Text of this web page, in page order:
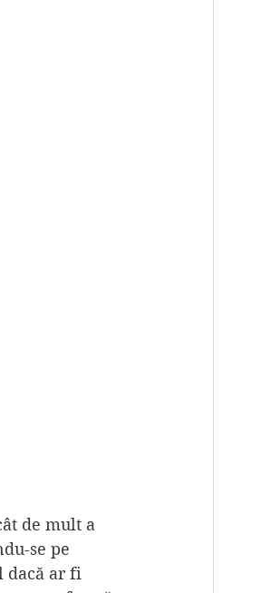
de mult a
se pe
dacă ar fi